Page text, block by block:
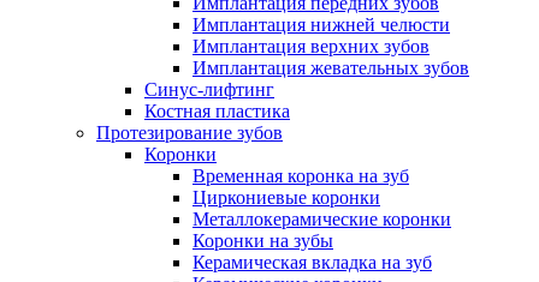
Имплантация нижней челюсти
Имплантация верхних зубов
Имплантация жевательных зубов
Синус-лифтинг
Костная пластика
Протезирование зубов
Коронки
Временная коронка на зуб
Циркониевые коронки
Металлокерамические коронки
Коронки на зубы
Керамическая вкладка на зуб